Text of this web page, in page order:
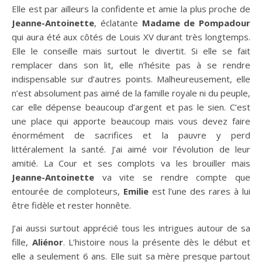
Elle est par ailleurs la confidente et amie la plus proche de
Jeanne-Antoinette, éclatante Madame de Pompadour
qui aura été aux côtés de Louis XV durant très longtemps.
Elle le conseille mais surtout le divertit. Si elle se fait
remplacer dans son lit, elle n’hésite pas à se rendre
indispensable sur d’autres points. Malheureusement, elle
n’est absolument pas aimé de la famille royale ni du peuple,
car elle dépense beaucoup d’argent et pas le sien. C’est
une place qui apporte beaucoup mais vous devez faire
énormément de sacrifices et la pauvre y perd
littéralement la santé. J’ai aimé voir l’évolution de leur
amitié. La Cour et ses complots va les brouiller mais
Jeanne-Antoinette va vite se rendre compte que
entourée de comploteurs, Emilieest l’une des rares à lui
être fidèle et rester honnête.
J’ai aussi surtout apprécié tous les intrigues autour de sa
fille, Aliénor. L’histoire nous la présente dès le début et
elle a seulement 6 ans. Elle suit sa mère presque partout